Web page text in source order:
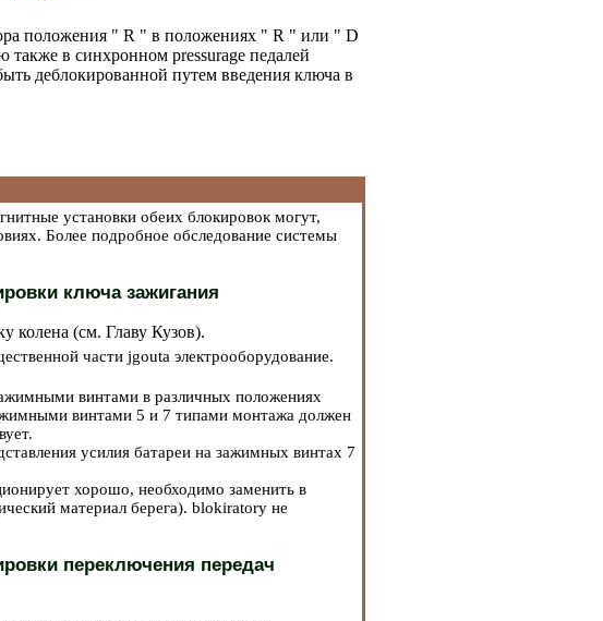
положения " R " в положениях " R " или " D
также в синхронном pressurage педалей
деблокированной путем введения ключа в
установки обеих блокировок могут,
Более подробное обследование системы
ключа зажигания
колена (см. Главу Кузов).
части jgouta электрооборудование.
винтами в различных положениях
винтами 5 и 7 типами монтажа должен
усилия батареи на зажимных винтах 7
хорошо, необходимо заменить в
материал берега). blokiratory не
переключения передач